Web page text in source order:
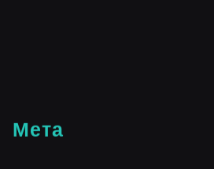
Мета